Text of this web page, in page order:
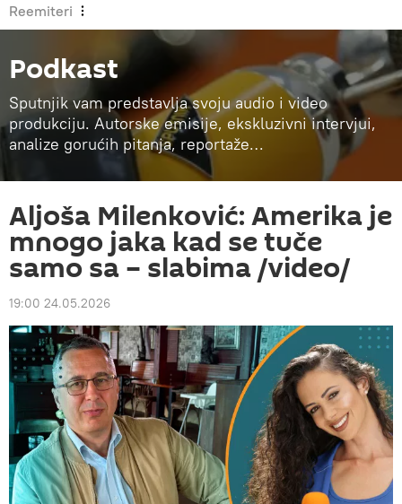
Reemiteri
Podkast
Sputnjik vam predstavlja svoju audio i video
produkciju. Autorske emisije, ekskluzivni intervjui,
analize gorućih pitanja, reportaže…
Aljoša Milenković: Amerika je
mnogo jaka kad se tuče
samo sa – slabima /video/
19:00 24.05.2026